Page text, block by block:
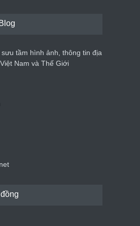
tầm hình ảnh, thông tin địa
Nam và Thế Giới